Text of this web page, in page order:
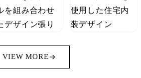
VIEW MORE